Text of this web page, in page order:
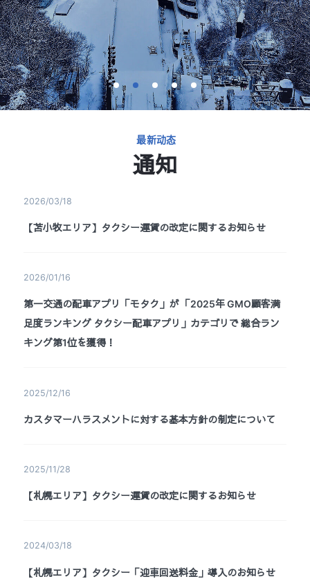
1 2 3 4 5
最新动态
通知
2026/03/18
【苫小牧エリア】タクシー運賃の改定に関するお知らせ
2026/01/16
第一交通の配車アプリ「モタク」が 「2025年 GMO顧客満
足度ランキング タクシー配車アプリ」カテゴリで 総合ラン
キング第1位を獲得！
2025/12/16
カスタマーハラスメントに対する基本方針の制定について
2025/11/28
【札幌エリア】タクシー運賃の改定に関するお知らせ
2024/03/18
【札幌エリア】タクシー「迎⾞回送料⾦」導入のお知らせ